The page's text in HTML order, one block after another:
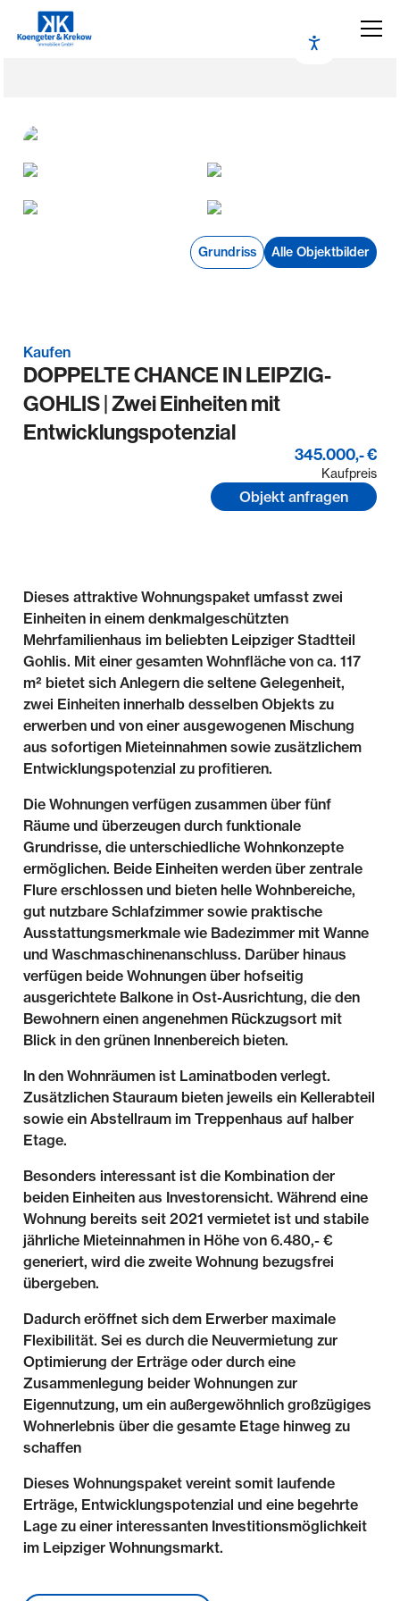
Grundriss Alle Objektbilder
Kaufen
DOPPELTE CHANCE IN LEIPZIG-
GOHLIS | Zwei Einheiten mit
Entwicklungspotenzial
345.000,- €
Kaufpreis
Objekt anfragen
Dieses attraktive Wohnungspaket umfasst zwei
Einheiten in einem denkmalgeschützten
Mehrfamilienhaus im beliebten Leipziger Stadtteil
Gohlis. Mit einer gesamten Wohnfläche von ca. 117
m² bietet sich Anlegern die seltene Gelegenheit,
zwei Einheiten innerhalb desselben Objekts zu
erwerben und von einer ausgewogenen Mischung
aus sofortigen Mieteinnahmen sowie zusätzlichem
Entwicklungspotenzial zu profitieren.
Die Wohnungen verfügen zusammen über fünf
Räume und überzeugen durch funktionale
Grundrisse, die unterschiedliche Wohnkonzepte
ermöglichen. Beide Einheiten werden über zentrale
Flure erschlossen und bieten helle Wohnbereiche,
gut nutzbare Schlafzimmer sowie praktische
Ausstattungsmerkmale wie Badezimmer mit Wanne
und Waschmaschinenanschluss. Darüber hinaus
verfügen beide Wohnungen über hofseitig
ausgerichtete Balkone in Ost-Ausrichtung, die den
Bewohnern einen angenehmen Rückzugsort mit
Blick in den grünen Innenbereich bieten.
In den Wohnräumen ist Laminatboden verlegt.
Zusätzlichen Stauraum bieten jeweils ein Kellerabteil
sowie ein Abstellraum im Treppenhaus auf halber
Etage.
Besonders interessant ist die Kombination der
beiden Einheiten aus Investorensicht. Während eine
Wohnung bereits seit 2021 vermietet ist und stabile
jährliche Mieteinnahmen in Höhe von 6.480,- €
generiert, wird die zweite Wohnung bezugsfrei
übergeben.
Dadurch eröffnet sich dem Erwerber maximale
Flexibilität. Sei es durch die Neuvermietung zur
Optimierung der Erträge oder durch eine
Zusammenlegung beider Wohnungen zur
Eigennutzung, um ein außergewöhnlich großzügiges
Wohnerlebnis über die gesamte Etage hinweg zu
schaffen
Dieses Wohnungspaket vereint somit laufende
Erträge, Entwicklungspotenzial und eine begehrte
Lage zu einer interessanten Investitionsmöglichkeit
im Leipziger Wohnungsmarkt.